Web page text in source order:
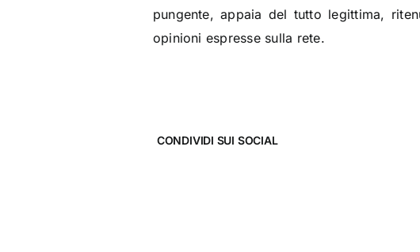
pungente, appaia del tutto legittima,
opinioni espresse sulla rete.
CONDIVIDI SUI SOCIAL